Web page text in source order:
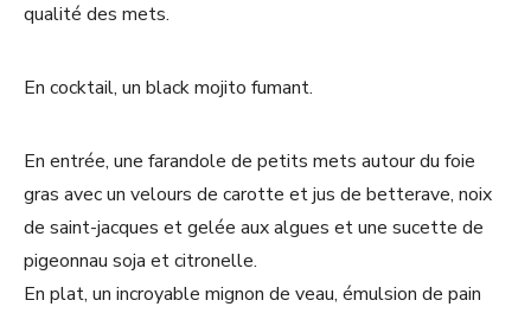
qualité des mets.
En cocktail, un black mojito fumant.
En entrée, une farandole de petits mets autour du foie
gras avec un velours de carotte et jus de betterave, noix
de saint-jacques et gelée aux algues et une sucette de
pigeonnau soja et citronelle.
En plat, un incroyable mignon de veau, émulsion de pain